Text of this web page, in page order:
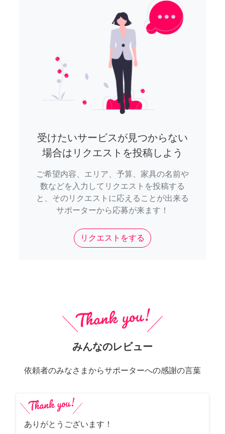
受けたいサービスが見つからない
場合はリクエストを投稿しよう
ご希望内容、エリア、予算、家具の名前や
数などを入力してリクエストを投稿する
と、そのリクエストに応えることが出来る
サポーターから応募が来ます！
リクエストをする
みんなのレビュー
依頼者のみなさまからサポーターへの感謝の言葉
ありがとうございます！